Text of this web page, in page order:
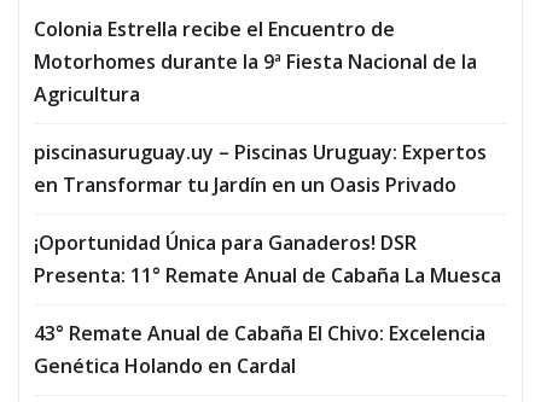
Colonia Estrella recibe el Encuentro de
Motorhomes durante la 9ª Fiesta Nacional de la
Agricultura
piscinasuruguay.uy – Piscinas Uruguay: Expertos
en Transformar tu Jardín en un Oasis Privado
¡Oportunidad Única para Ganaderos! DSR
Presenta: 11° Remate Anual de Cabaña La Muesca
43° Remate Anual de Cabaña El Chivo: Excelencia
Genética Holando en Cardal